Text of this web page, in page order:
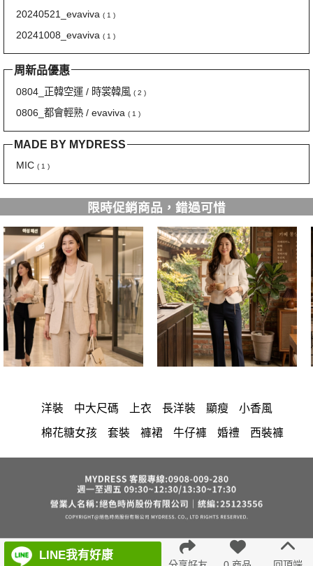
20240521_evaviva ( 1 )
20241008_evaviva ( 1 )
周新品優惠
0804_正韓空運 / 時裳韓風 ( 2 )
0806_都會輕熟 / evaviva ( 1 )
MADE BY MYDRESS
MIC ( 1 )
限時促銷商品，錯過可惜
洋裝 中大尺碼 上衣 長洋裝 顯瘦 小香風
棉花糖女孩 套裝 褲裙 牛仔褲 婚禮 西裝褲
長裙 雪紡 長褲 裙子 襯衫 短洋裝 v領
正韓 洋裝 寬褲 針織 內衣 裙 褲
連身褲 保暖 背心 氣質
外套 鴨絨 短褲 棉質 七分袖
LINE我有好康